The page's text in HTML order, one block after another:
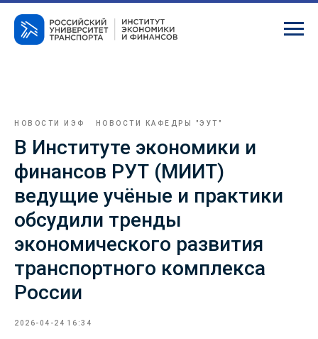
НОВОСТИ ИЭФ НОВОСТИ КАФЕДРЫ "ЭУТ"
В Институте экономики и
финансов РУТ (МИИТ)
ведущие учёные и практики
обсудили тренды
экономического развития
транспортного комплекса
России
2026-04-24 16:34